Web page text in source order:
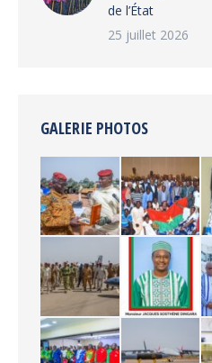
de l’État
25 juillet 2026
GALERIE PHOTOS